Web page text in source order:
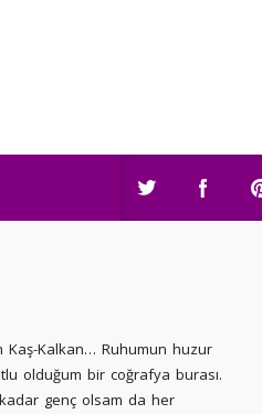
Kaş-Kalkan… Ruhumun huzur
olduğum bir coğrafya burası.
genç olsam da her